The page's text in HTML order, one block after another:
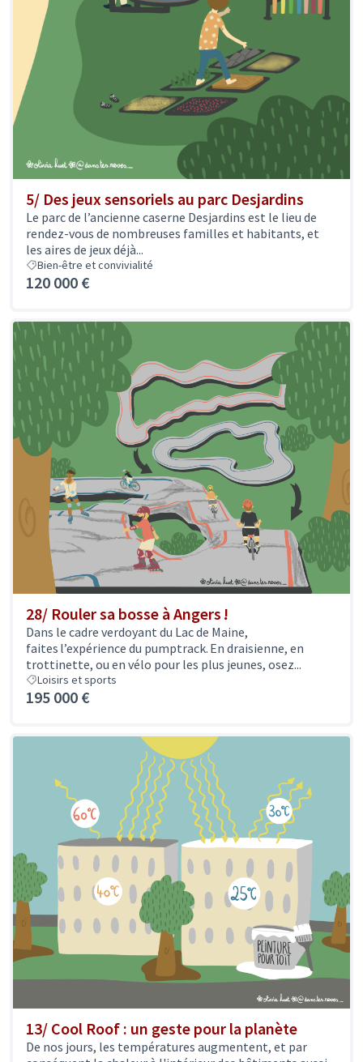
5/ Des jeux sensoriels au parc Desjardins
Le parc de l’ancienne caserne Desjardins est le lieu de
rendez-vous de nombreuses familles et habitants, et
les aires de jeux déjà...
Bien-être et convivialité
120 000 €
28/ Rouler sa bosse à Angers !
Dans le cadre verdoyant du Lac de Maine,
faites l’expérience du pumptrack. En draisienne, en
trottinette, ou en vélo pour les plus jeunes, osez...
Loisirs et sports
195 000 €
13/ Cool Roof : un geste pour la planète
De nos jours, les températures augmentent, et par